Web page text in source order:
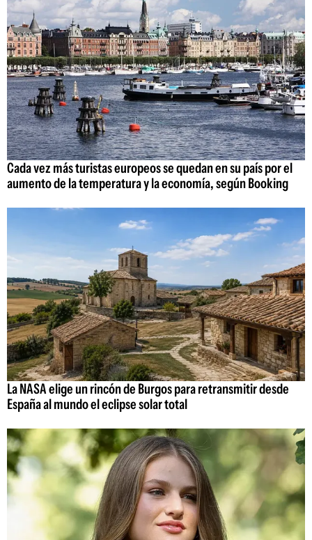
Cada vez más turistas europeos se quedan en su país por el
aumento de la temperatura y la economía, según Booking
La NASA elige un rincón de Burgos para retransmitir desde
España al mundo el eclipse solar total